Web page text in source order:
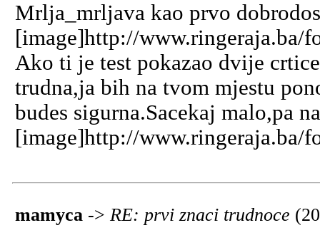
Mrlja_mrljava kao prvo
[image]http://www.ringeraja.ba/
Ako ti je test pokazao dvije
trudna,ja bih na tvom mjestu
budes sigurna.Sacekaj malo,pa
[image]http://www.ringeraja.ba/
mamyca -> RE: prvi znaci trudnoce